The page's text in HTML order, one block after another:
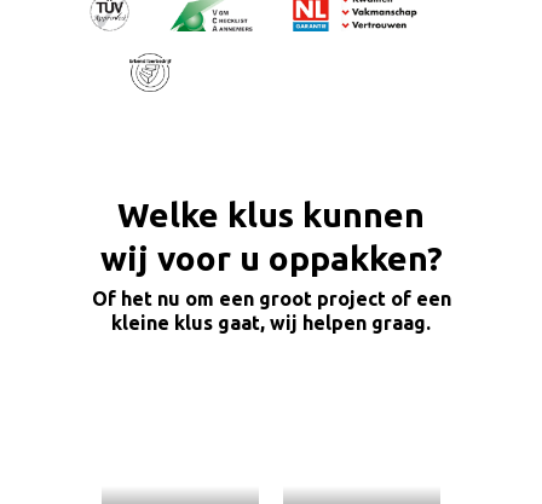
Welke klus kunnen
wij voor u oppakken?
Of het nu om een groot project of een
kleine klus gaat, wij helpen graag.